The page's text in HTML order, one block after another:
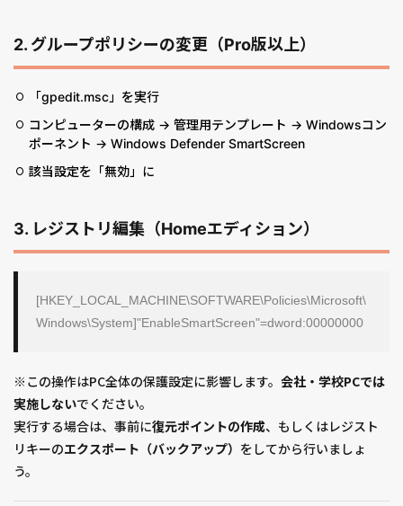
2. グループポリシーの変更（Pro版以上）
「gpedit.msc」を実行
コンピューターの構成 → 管理用テンプレート → Windowsコン
ポーネント → Windows Defender SmartScreen
該当設定を「無効」に
3. レジストリ編集（Homeエディション）
[HKEY_LOCAL_MACHINE\SOFTWARE\Policies\Microsoft\
Windows\System]"EnableSmartScreen"=dword:00000000
※この操作はPC全体の保護設定に影響します。 会社・学校PCでは
実施しないでください。
実行する場合は、事前に復元ポイントの作成、もしくはレジスト
リキーのエクスポート（バックアップ） をしてから行いましょ
う。